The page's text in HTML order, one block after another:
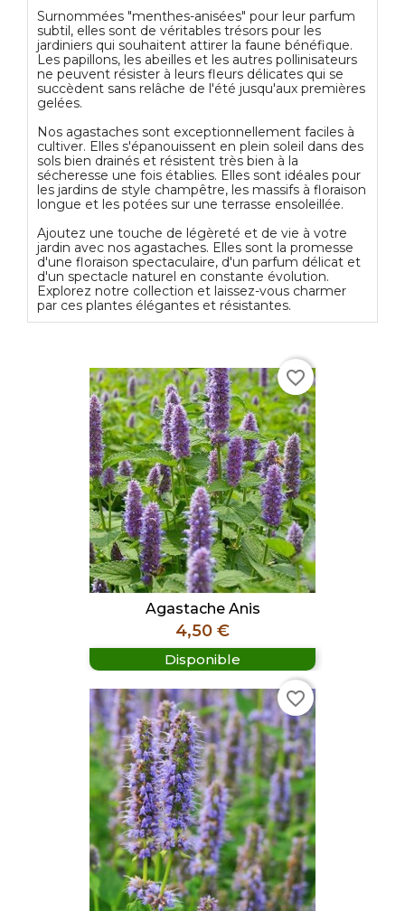
Surnommées "menthes-anisées" pour leur parfum
subtil, elles sont de véritables trésors pour les
jardiniers qui souhaitent attirer la faune bénéfique.
Les papillons, les abeilles et les autres pollinisateurs
ne peuvent résister à leurs fleurs délicates qui se
succèdent sans relâche de l'été jusqu'aux premières
gelées.
Nos agastaches sont exceptionnellement faciles à
cultiver. Elles s'épanouissent en plein soleil dans des
sols bien drainés et résistent très bien à la
sécheresse une fois établies. Elles sont idéales pour
les jardins de style champêtre, les massifs à floraison
longue et les potées sur une terrasse ensoleillée.
Ajoutez une touche de légèreté et de vie à votre
jardin avec nos agastaches. Elles sont la promesse
d'une floraison spectaculaire, d'un parfum délicat et
d'un spectacle naturel en constante évolution.
Explorez notre collection et laissez-vous charmer
par ces plantes élégantes et résistantes.
Agastache Anis
Prix
4,50 €
Disponible
favorite_border
favorite_border